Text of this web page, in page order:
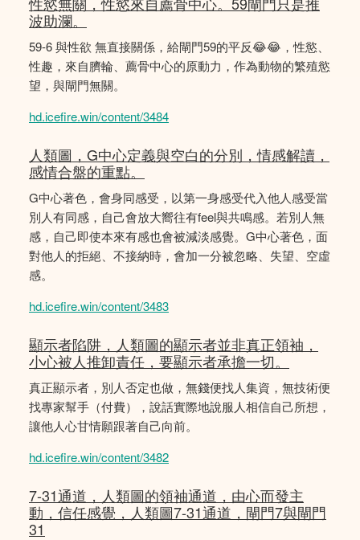
波助瀾。
59-6 與性欲 無直接關係，給閘門59的平反😂😂，性慾、
性趣，來自臍輪、薦骨中心的原動力，作為動物的繁殖慾
望，與閘門無關。
hd.icefire.win/content/3484
人類圖，G中心定義與空白的分別，情感解讀，
感情合盤的重點。
G中心著色，會身同感受，以第一身感受代入他人感受當
別人有同感，自己會放大嚮往有feel與共鳴感。若別人無
感，自己即使本來有感也會被減淡感覺。G中心著色，面
對他人的拒絕、不接納時，會加一分被忽略、失望、空虛
感。
hd.icefire.win/content/3483
顯示者陷阱，人類圖的顯示者並非真正領袖，
小心被人推卸責任，要顯示者承擔一切。
真正顯示者，別人否定也做，無錢便找人集資，無技術便
找專家幫手（付費），說話實際地說服人相信自己所想，
讓他人心甘情願跟著自己向前。
hd.icefire.win/content/3482
7-31通道，人類圖的領袖通道，由心而發主
動，信任感覺，人類圖7-31通道，閘門7與閘門
31